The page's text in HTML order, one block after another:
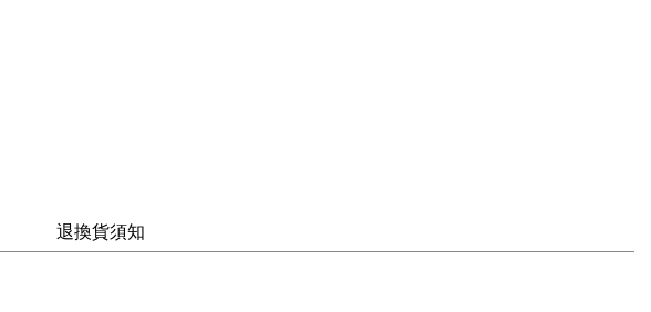
退換貨須知